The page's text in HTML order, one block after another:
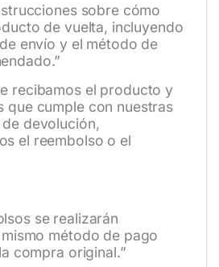
sobre cómo
de vuelta, incluyendo
envío y el método de
recibamos el producto y
que cumple con nuestras
devolución,
el reembolso o el
se realizarán
método de pago
compra original.”